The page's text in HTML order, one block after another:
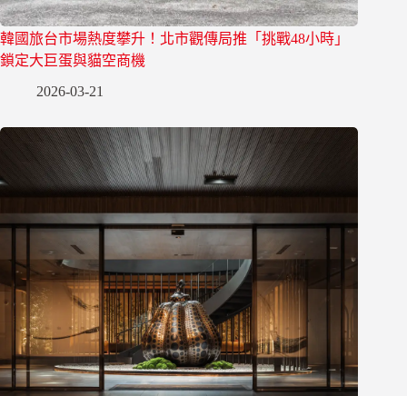
韓國旅台市場熱度攀升！北市觀傳局推「挑戰48小時」
鎖定大巨蛋與貓空商機
2026-03-21